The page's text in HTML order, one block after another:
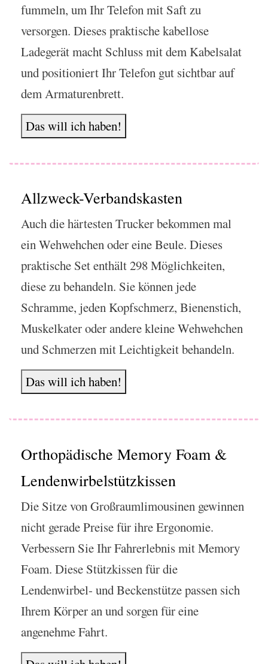
fummeln, um Ihr Telefon mit Saft zu
versorgen. Dieses praktische kabellose
Ladegerät macht Schluss mit dem Kabelsalat
und positioniert Ihr Telefon gut sichtbar auf
dem Armaturenbrett.
Das will ich haben!
Allzweck-Verbandskasten
Auch die härtesten Trucker bekommen mal
ein Wehwehchen oder eine Beule. Dieses
praktische Set enthält 298 Möglichkeiten,
diese zu behandeln. Sie können jede
Schramme, jeden Kopfschmerz, Bienenstich,
Muskelkater oder andere kleine Wehwehchen
und Schmerzen mit Leichtigkeit behandeln.
Das will ich haben!
Orthopädische Memory Foam &
Lendenwirbelstützkissen
Die Sitze von Großraumlimousinen gewinnen
nicht gerade Preise für ihre Ergonomie.
Verbessern Sie Ihr Fahrerlebnis mit Memory
Foam. Diese Stützkissen für die
Lendenwirbel- und Beckenstütze passen sich
Ihrem Körper an und sorgen für eine
angenehme Fahrt.